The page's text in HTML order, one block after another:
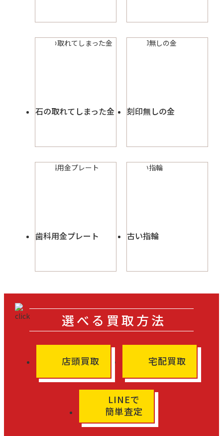
石の取れてしまった金 刻印無しの金
歯科用金プレート 古い指輪
選べる買取方法
店頭買取 宅配買取
LINEで
簡単査定